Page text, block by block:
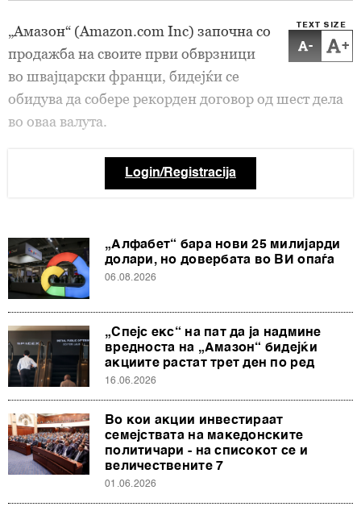
TEXT SIZE
- +
„Амазон“ (Amazon.com Inc) започна со
продажба на своите први обврзници
во швајцарски франци, бидејќи се
обидува да собере рекорден договор од шест дела
во оваа валута.
Login/Registracija
„Алфабет“ бара нови 25 милијарди
долари, но довербата во ВИ опаѓа
06.08.2026
„Спејс екс“ на пат да ја надмине
вредноста на „Амазон“ бидејќи
акциите растат трет ден по ред
16.06.2026
Во кои акции инвестираат
семејствата на македонските
политичари - на списокот се и
величествените 7
01.06.2026